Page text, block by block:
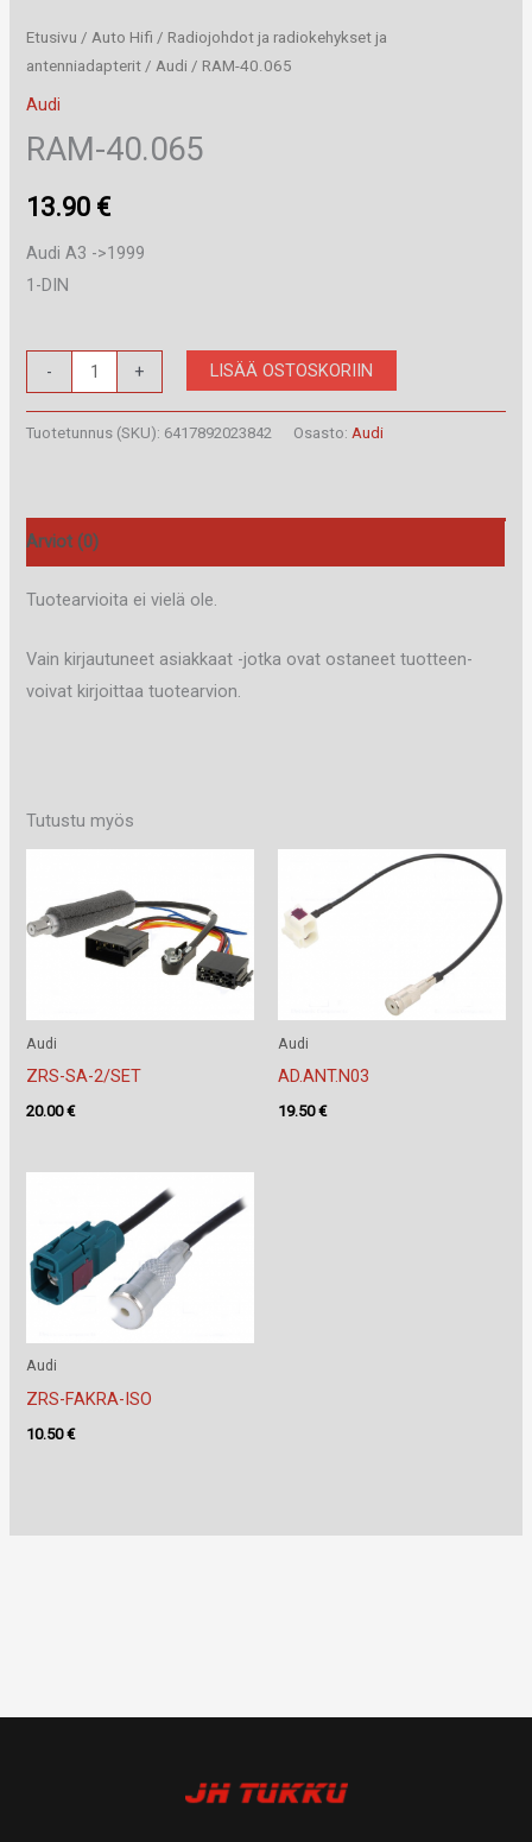
Etusivu / Auto Hifi / Radiojohdot ja radiokehykset ja
antenniadapterit / Audi / RAM-40.065
Audi
RAM-40.065
13.90 €
Audi A3 ->1999
1-DIN
-
40.065
määrä
+ LISÄÄ OSTOSKORIIN
Tuotetunnus (SKU): 6417892023842 Osasto:Audi
Arviot (0)
Tuotearvioita ei vielä ole.
Vain kirjautuneet asiakkaat -jotka ovat ostaneet tuotteen-
voivat kirjoittaa tuotearvion.
Tutustu myös
Audi
ZRS-SA-2/SET
20.00€
Audi
AD.ANT.N03
19.50€
Audi
ZRS-FAKRA-ISO
10.50€